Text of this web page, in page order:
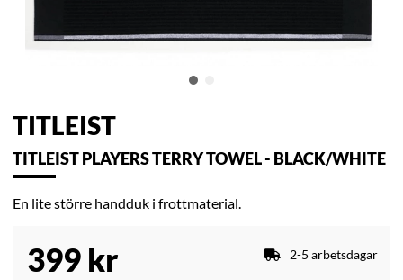
TITLEIST
TITLEIST PLAYERS TERRY TOWEL - BLACK/WHITE
En lite större handduk i frottmaterial.
399 kr 2-5 arbetsdagar